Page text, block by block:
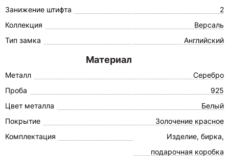
Занижение штифта
2
Коллекция
Версаль
Тип замка
Английский
Материал
Металл
Серебро
Проба
925
Цвет металла
Белый
Покрытие
Золочение красное
Комплектация
Изделие, бирка,
подарочная коробка